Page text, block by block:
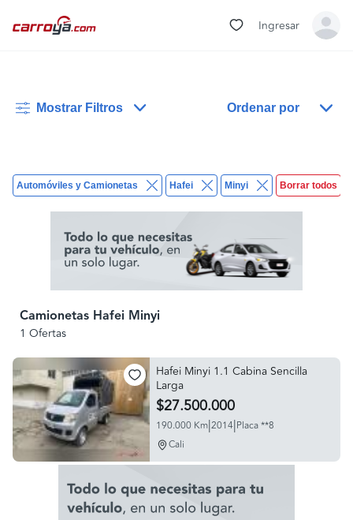
Ingresar
Mostrar Filtros Ordenar por
Automóviles y Camionetas Hafei Minyi Borrar todos
Camionetas Hafei Minyi
1 Ofertas
Hafei Minyi 1.1 Cabina Sencilla
Larga
$27.500.000
190.000 Km|2014|Placa **8
Cali